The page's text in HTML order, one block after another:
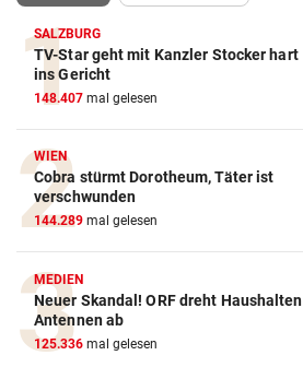
SALZBURG
TV-Star geht mit Kanzler Stocker hart
ins Gericht
148.407 mal gelesen
WIEN
Cobra stürmt Dorotheum, Täter ist
verschwunden
144.289 mal gelesen
MEDIEN
Neuer Skandal! ORF dreht Haushalten
Antennen ab
125.336 mal gelesen